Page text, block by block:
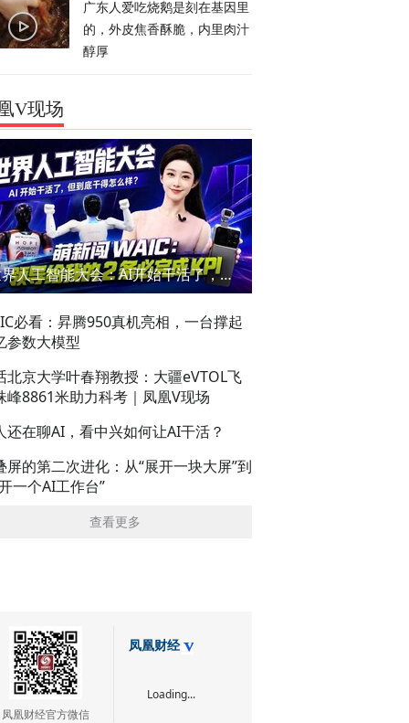
广东人爱吃烧鹅是刻在基因里
的，外皮焦香酥脆，内里肉汁
醇厚
V现场
世界人工智能大会：AI开始干活了，但到底干的怎么样？萌新闯WAIC
必看：昇腾950真机亮相，一台撑起
参数大模型
北京大学叶春翔教授：大疆eVTOL飞
峰8861米助力科考｜凤凰V现场
还在聊AI，看中兴如何让AI干活？
屏的第二次进化：从“展开一块大屏”到
一个AI工作台”
查看更多
凤凰财经官方微信
凤凰财经
Loading...